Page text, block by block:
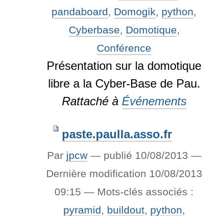
pandaboard, Domogik, python,
Cyberbase, Domotique,
Conférence
Présentation sur la domotique
libre a la Cyber-Base de Pau.
Rattaché à Événements
paste.paulla.asso.fr
Par jpcw — publié 10/08/2013 —
Dernière modification 10/08/2013
09:15— Mots-clés associés :
pyramid, buildout, python,